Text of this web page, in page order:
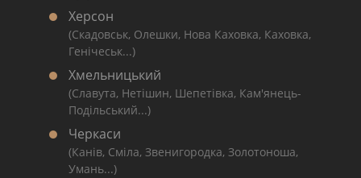
Херсон
(Скадовськ, Олешки, Нова Каховка, Каховка,
Генічеськ...)
Хмельницький
(Славута, Нетішин, Шепетівка, Кам'янець-
Подільський...)
Черкаси
(Канів, Сміла, Звенигородка, Золотоноша,
Умань...)